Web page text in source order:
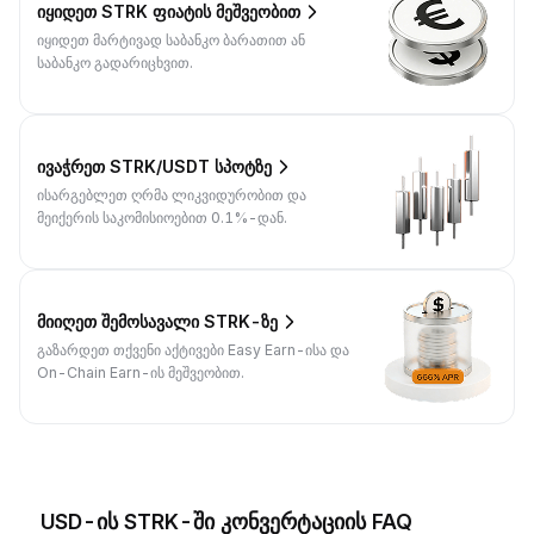
იყიდეთ STRK ფიატის მეშვეობით
იყიდეთ მარტივად საბანკო ბარათით ან
საბანკო გადარიცხვით.
ივაჭრეთ STRK/USDT სპოტზე
ისარგებლეთ ღრმა ლიკვიდურობით და
მეიქერის საკომისიოებით 0.1%-დან.
მიიღეთ შემოსავალი STRK-ზე
გაზარდეთ თქვენი აქტივები Easy Earn-ისა და
On-Chain Earn-ის მეშვეობით.
USD-ის STRK-ში კონვერტაციის FAQ